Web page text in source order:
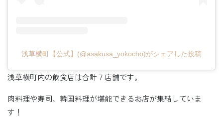
浅草横町【公式】(@asakusa_yokocho)がシェアした投稿
浅草横町内の飲食店は合計７店舗です。
肉料理や寿司、韓国料理が堪能できるお店が集結していま
す！